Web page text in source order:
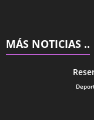
MÁS NOTICIAS ..